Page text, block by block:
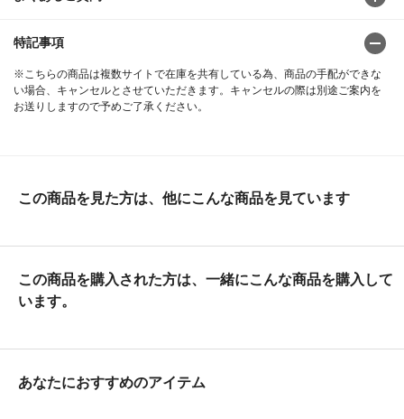
特記事項
※こちらの商品は複数サイトで在庫を共有している為、商品の手配ができな
い場合、キャンセルとさせていただきます。キャンセルの際は別途ご案内を
お送りしますので予めご了承ください。
この商品を見た方は、他にこんな商品を見ています
この商品を購入された方は、一緒にこんな商品を購入して
います。
あなたにおすすめのアイテム